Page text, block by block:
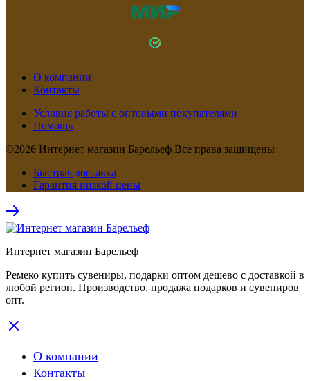
О компании
Контакты
Условия работы с оптовыми покупателями
Помощь
©2026 Интернет магазин Барельеф Все права защищены
Быстрая доставка
Гарантия низкой цены
Интернет магазин Барельеф
Ремеко купить сувениры, подарки оптом дешево с доставкой в
любой регион. Производство, продажа подарков и сувениров
опт.
О компании
Контакты